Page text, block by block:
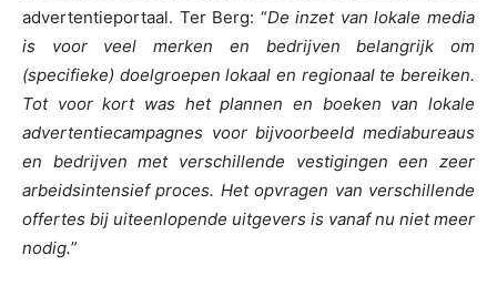
advertentieportaal. Ter Berg: “De inzet van lokale media
is voor veel merken en bedrijven belangrijk om
(specifieke) doelgroepen lokaal en regionaal te bereiken.
Tot voor kort was het plannen en boeken van lokale
advertentiecampagnes voor bijvoorbeeld mediabureaus
en bedrijven met verschillende vestigingen een zeer
arbeidsintensief proces. Het opvragen van verschillende
offertes bij uiteenlopende uitgevers is vanaf nu niet meer
nodig.”